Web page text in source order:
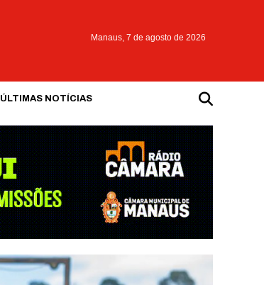
Manaus, 7 de agosto de 2026
ÚLTIMAS NOTÍCIAS